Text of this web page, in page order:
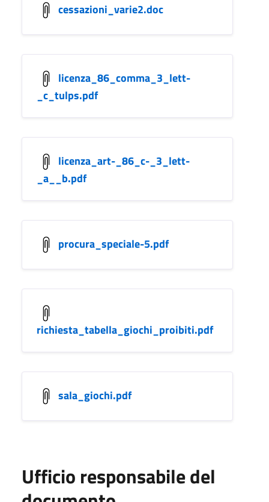
cessazioni_varie2.doc
licenza_86_comma_3_lett-
_c_tulps.pdf
licenza_art-_86_c-_3_lett-
_a__b.pdf
procura_speciale-5.pdf
richiesta_tabella_giochi_proibiti.pdf
sala_giochi.pdf
Ufficio responsabile del